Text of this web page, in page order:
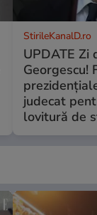
StirileKanalD.ro
UPDATE Zi
Georgescu!
judecat
lovitură de